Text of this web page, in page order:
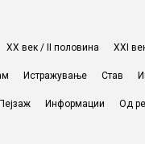
ХХ век / II половина XXI
Истражување Став
Пејзаж Информации Од